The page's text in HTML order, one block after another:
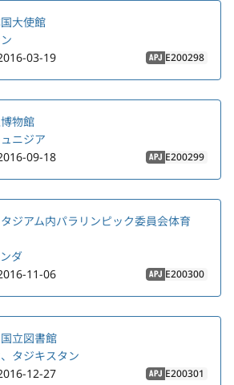
大使館
03-19 APJ E200298
物館
ニジア
09-18 APJ E200299
ジアム内パラリンピック委員会体育
ダ
11-06 APJ E200300
立図書館
タジキスタン
12-27 APJ E200301